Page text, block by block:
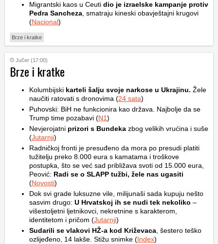
Migrantski kaos u Ceuti dio je izraelske kampanje protiv
Pedra Sancheza , smatraju kineski obavještajni krugovi
(Nacional)
Brze i kratke
Jučer (17:00)
Brze i kratke
Kolumbijski karteli šalju svoje narkose u Ukrajinu. Žele
naučiti ratovati s dronovima (24 sata)
Puhovski: BiH ne funkcionira kao država. Najbolje da se
Trump time pozabavi (N1)
Nevjerojatni prizori s Bundeka zbog velikih vrućina i suše
(Jutarnji)
Radničkoj fronti je presuđeno da mora po presudi platiti
tužitelju preko 8.000 eura s kamatama i troškove
postupka, što se već sad približava svoti od 15.000 eura,
Peović: Radi se o SLAPP tužbi, žele nas ugasiti
(Novosti)
Dok svi grade luksuzne vile, milijunaši sada kupuju nešto
sasvim drugo: U Hrvatskoj ih se nudi tek nekoliko –
višestoljetni ljetnikovci, nekretnine s karakterom,
identitetom i pričom (Jutarnji)
Sudarili se vlakovi HŽ-a kod Križevaca , šestero teško
ozlijeđeno, 14 lakše. Stižu snimke (Index)